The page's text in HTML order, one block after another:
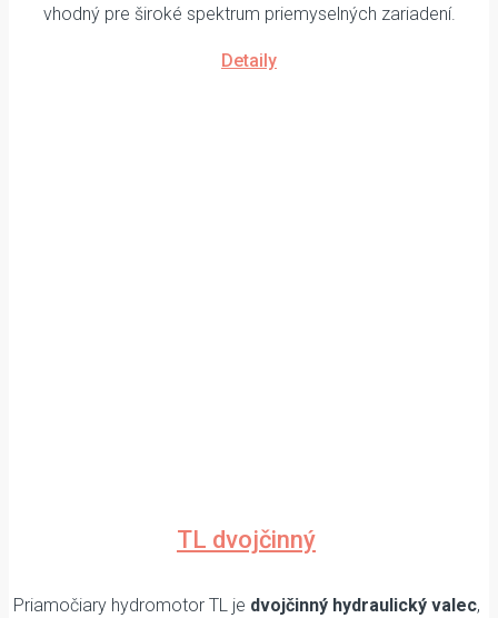
vhodný pre široké spektrum priemyselných zariadení.
Detaily
TL dvojčinný
Priamočiary hydromotor TL je dvojčinný hydraulický valec,